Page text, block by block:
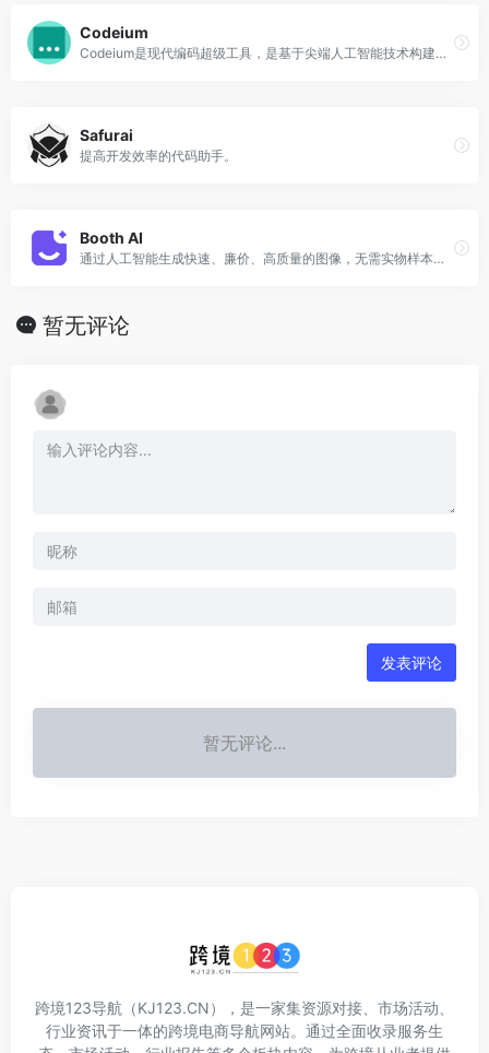
Codeium
Codeium是现代编码超级工具，是基于尖端人工智能技术构建的代码加速工具包。通过轻松地集成到编辑器中，您可以专注于成为最好的软件开发人员，而不是最好的码农。
Safurai
提高开发效率的代码助手。
Booth AI
通过人工智能生成快速、廉价、高质量的图像，无需实物样本。通过上传您自己产品的图像，并通过编写简单的提示轻松生成专业级产品照片，并创建您想要的结果。
暂无评论
发表评论
暂无评论...
跨境123导航（KJ123.CN），是一家集资源对接、市场活动、
行业资讯于一体的跨境电商导航网站。通过全面收录服务生